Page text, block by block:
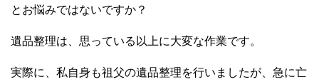
とお悩みではないですか？
遺品整理は、思っている以上に大変な作業です。
実際に、私自身も祖父の遺品整理を行いましたが、急に亡